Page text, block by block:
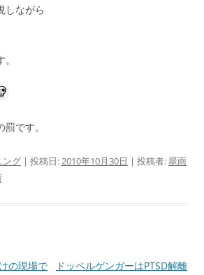
しながら
です。
ング | 投稿日:2010年10月30日 | 投稿者:翠雨
の現場で
ドッペルゲンガーはPTSD解離